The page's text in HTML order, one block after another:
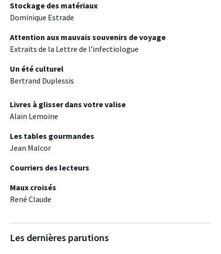
Stockage des matériaux
Dominique Estrade
Attention aux mauvais souvenirs de voyage
Extraits de la Lettre de l’infectiologue
Un été culturel
Bertrand Duplessis
Livres à glisser dans votre valise
Alain Lemoine
Les tables gourmandes
Jean Malcor
Courriers des lecteurs
Maux croisés
René Claude
Les dernières parutions